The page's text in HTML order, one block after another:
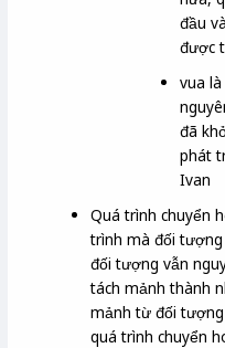
đầu
được
vua
đã
phát
Ivan
Quá trình chuyển
trình mà đối
đối tượng vẫn
tách mảnh thành
mảnh từ đối
quá trình chuyển